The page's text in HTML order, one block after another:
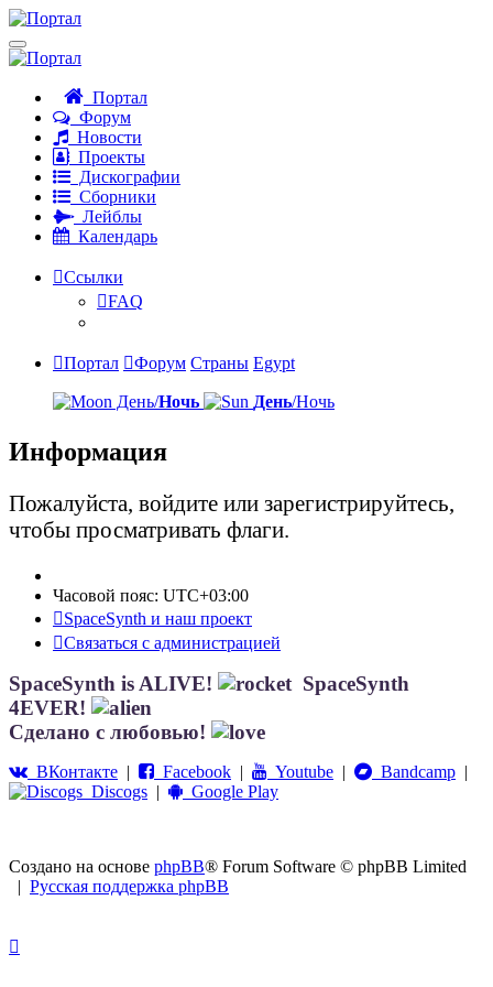
Портал
Форум
Новости
Проекты
Дискографии
Сборники
Лейблы
Календарь
Ссылки
FAQ
Портал Форум Страны Egypt
День/Ночь День/Ночь
Информация
Пожалуйста, войдите или зарегистрируйтесь,
чтобы просматривать флаги.
Часовой пояс: UTC+03:00
SpaceSynth и наш проект
Связаться с администрацией
SpaceSynth is ALIVE!
SpaceSynth
4EVER!
Сделано с любовью!
ВКонтакте | Facebook | Youtube | Bandcamp |
Discogs | Google Play
Создано на основе phpBB® Forum Software © phpBB Limited
| Русская поддержка phpBB